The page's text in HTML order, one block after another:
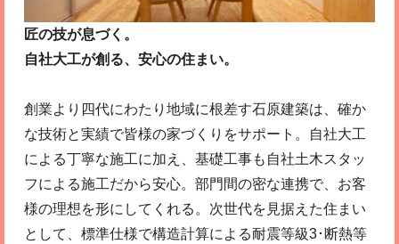
匠の技が息づく。
自社大工が創る、安心の住まい。
創業より四代にわたり地域に根差す石原建築は、確か
な技術と実績で皆様の家づくりをサポート。自社大工
による丁寧な施工に加え、基礎工事も自社土木スタッ
フによる施工だから安心。部門間の密な連携で、お客
様の理想を形にしてくれる。次世代を見据えた住まい
として、標準仕様で構造計算による耐震等級3･断熱等